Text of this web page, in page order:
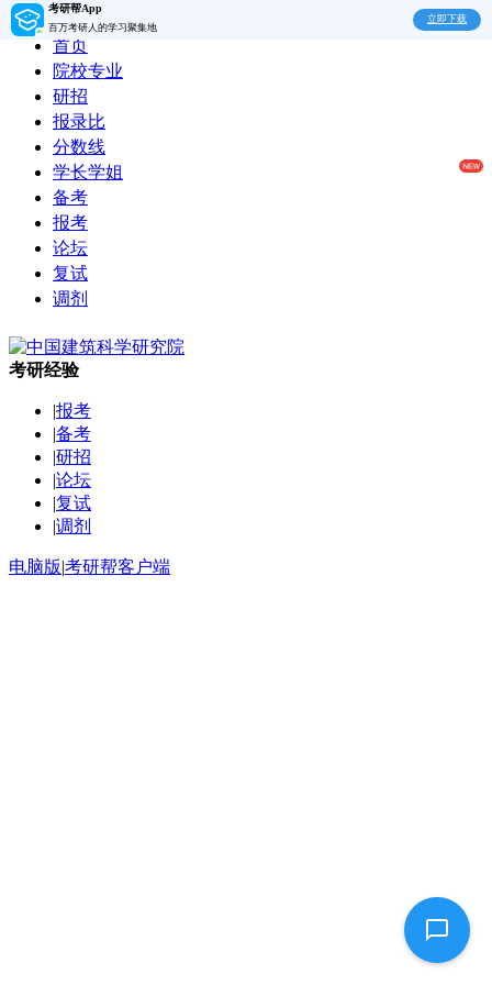
考研帮App
百万考研人的学习聚集地
立即下载
首页
院校专业
研招
报录比
分数线
学长学姐
备考
报考
论坛
复试
调剂
考研经验
|报考
|备考
|研招
|论坛
|复试
|调剂
电脑版|考研帮客户端